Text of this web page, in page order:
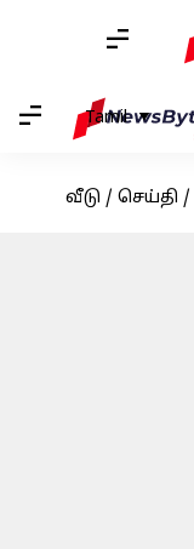
Tamil
வீடு / செய்தி /